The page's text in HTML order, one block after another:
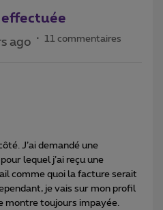
ago 11 commentaires
J’ai demandé une
lequel j’ai reçu une
comme quoi la facture serait
je vais sur mon profil
montre toujours impayée.